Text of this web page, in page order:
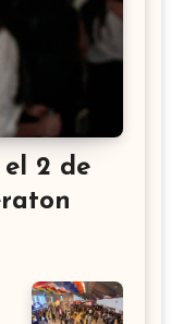
el 2 de